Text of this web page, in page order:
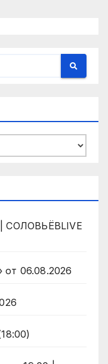
СОЛОВЬЁВLIVE
06.08.2026